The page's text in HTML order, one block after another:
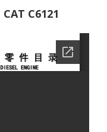
CAT C6121